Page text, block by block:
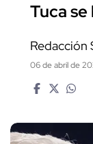
Tuca
Redacción
06 de abril de